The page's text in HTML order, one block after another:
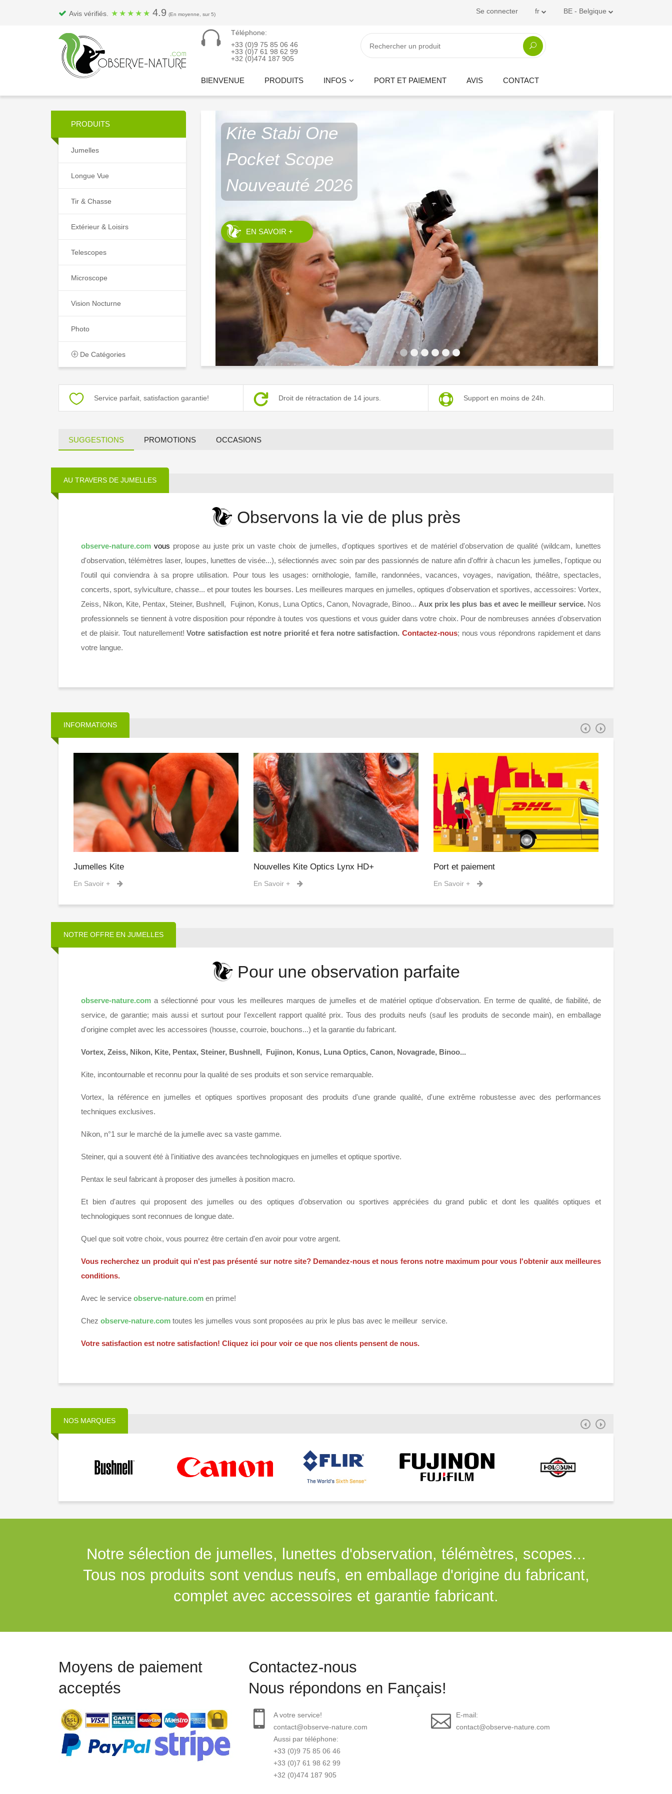
Avis vérifiés. ★ ★ ★ ★ ★ 4.9 (En moyenne, sur 5) Se connecter fr BE - Belgique
Téléphone:
+33 (0)9 75 85 06 46
+33 (0)7 61 98 62 99
+32 (0)474 187 905
BIENVENUE PRODUITS INFOS PORT ET PAIEMENT AVIS CONTACT
PRODUITS
Jumelles
Longue Vue
Tir & Chasse
Extérieur & Loisirs
Telescopes
Microscope
Vision Nocturne
Photo
De Catégories
Kite Stabi One
Pocket Scope
Nouveauté 2026
EN SAVOIR +
Service parfait, satisfaction garantie! Droit de rétractation de 14 jours. Support en moins de 24h.
SUGGESTIONS PROMOTIONS OCCASIONS
AU TRAVERS DE JUMELLES
Observons la vie de plus près
observe-nature.com vous propose au juste prix un vaste choix de jumelles, d'optiques sportives et de matériel d'observation de qualité (wildcam, lunettes
d'observation, télémètres laser, loupes, lunettes de visée...), sélectionnés avec soin par des passionnés de nature afin d'offrir à chacun les jumelles, l'optique ou
l'outil qui conviendra à sa propre utilisation. Pour tous les usages: ornithologie, famille, randonnées, vacances, voyages, navigation, théâtre, spectacles,
concerts, sport, sylviculture, chasse... et pour toutes les bourses. Les meilleures marques en jumelles, optiques d'observation et sportives, accessoires: Vortex,
Zeiss, Nikon, Kite, Pentax, Steiner, Bushnell, Fujinon, Konus, Luna Optics, Canon, Novagrade, Binoo... Aux prix les plus bas et avec le meilleur service. Nos
professionnels se tiennent à votre disposition pour répondre à toutes vos questions et vous guider dans votre choix. Pour de nombreuses années d'observation
et de plaisir. Tout naturellement!Votre satisfaction est notre priorité et fera notre satisfaction. Contactez-nous; nous vous répondrons rapidement et dans
votre langue.
INFORMATIONS
Jumelles Kite
En Savoir +
Nouvelles Kite Optics Lynx HD+
En Savoir +
Port et paiement
En Savoir +
NOTRE OFFRE EN JUMELLES
Pour une observation parfaite
observe-nature.com a sélectionné pour vous les meilleures marques de jumelles et de matériel optique d'observation. En terme de qualité, de fiabilité, de
service, de garantie; mais aussi et surtout pour l'excellent rapport qualité prix. Tous des produits neufs (sauf les produits de seconde main), en emballage
d'origine complet avec les accessoires (housse, courroie, bouchons...) et la garantie du fabricant.
Vortex, Zeiss, Nikon, Kite, Pentax, Steiner, Bushnell, Fujinon, Konus, Luna Optics, Canon, Novagrade, Binoo...
Kite, incontournable et reconnu pour la qualité de ses produits et son service remarquable.
Vortex, la référence en jumelles et optiques sportives proposant des produits d'une grande qualité, d'une extrême robustesse avec des performances
techniques exclusives.
Nikon, n°1 sur le marché de la jumelle avec sa vaste gamme.
Steiner, qui a souvent été à l'initiative des avancées technologiques en jumelles et optique sportive.
Pentax le seul fabricant à proposer des jumelles à position macro.
Et bien d'autres qui proposent des jumelles ou des optiques d'observation ou sportives appréciées du grand public et dont les qualités optiques et
technologiques sont reconnues de longue date.
Quel que soit votre choix, vous pourrez être certain d'en avoir pour votre argent.
Vous recherchez un produit qui n'est pas présenté sur notre site? Demandez-nous et nous ferons notre maximum pour vous l'obtenir aux meilleures
conditions.
Avec le service observe-nature.com en prime!
Chez observe-nature.com toutes les jumelles vous sont proposées au prix le plus bas avec le meilleur service.
Votre satisfaction est notre satisfaction! Cliquez ici pour voir ce que nos clients pensent de nous.
NOS MARQUES
Notre sélection de jumelles, lunettes d'observation, télémètres, scopes...
Tous nos produits sont vendus neufs, en emballage d'origine du fabricant,
complet avec accessoires et garantie fabricant.
Moyens de paiement
acceptés
Contactez-nous
Nous répondons en Fançais!
A votre service!
contact@observe-nature.com
Aussi par téléphone:
+33 (0)9 75 85 06 46
+33 (0)7 61 98 62 99
+32 (0)474 187 905
E-mail:
contact@observe-nature.com